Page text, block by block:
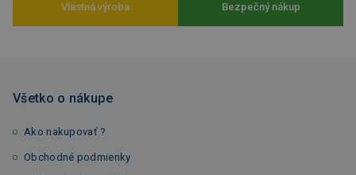
Vlastná výroba Bezpečný nákup
Všetko o nákupe
Ako nakupovať ?
Obchodné podmienky